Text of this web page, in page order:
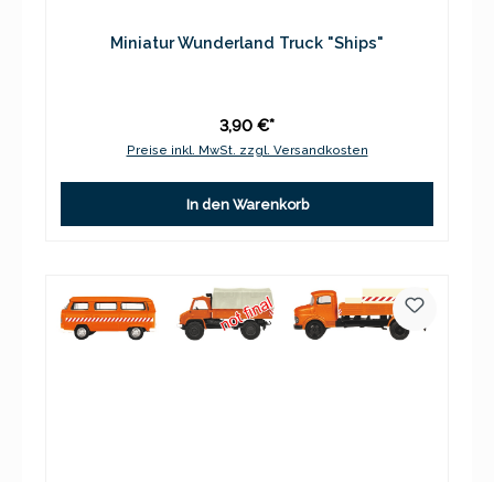
Miniatur Wunderland Truck "Ships"
3,90 €*
Preise inkl. MwSt. zzgl. Versandkosten
In den Warenkorb